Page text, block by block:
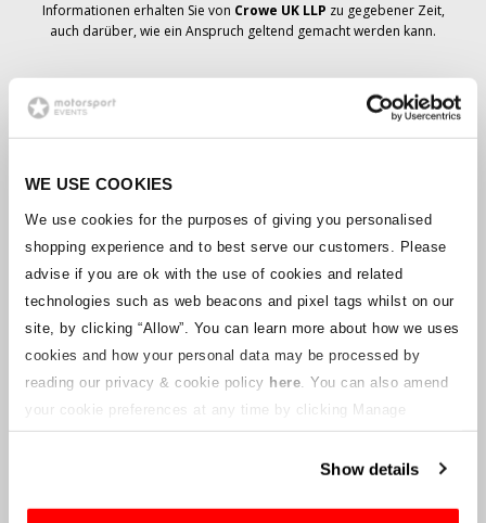
WE USE COOKIES
We use cookies for the purposes of giving you personalised
shopping experience and to best serve our customers. Please
advise if you are ok with the use of cookies and related
technologies such as web beacons and pixel tags whilst on our
site, by clicking “Allow”. You can learn more about how we uses
cookies and how your personal data may be processed by
reading our privacy & cookie policy here . You can also amend
your cookie preferences at any time by clicking Manage
Cookies in the footer of this site.
Show details
Informationen erhalten Sie von Crowe UK LLP zu gegebener Zeit,
auch darüber, wie ein Anspruch geltend gemacht werden kann.
Sie haben eine Stornierungsmitteilung
bezüglich Ihrer Ticketbestellung erhalten, Ihre Buchung wurde nicht
storniert und es wird erwartet, dass Sie die von Ihnen bestellten
Unternehmens arbeitet mit den Lieferanten zusammen, um
Sollte sich der Status einzelner Buchungen ändern, wurden
Vorkehrungen getroffen, um Sie so schnell wie möglich zu
benachrichtigen. Zusätzliche Hinweise für Ticketinhaber werden auf
dieser Webseite veröffentlicht, sobald Informationen verfügbar
sind. Wir werden denjenigen mit gültigen Tickets auch eine neue E-
Mail-Adresse für den Kundenservice zur Verfügung stellen, die von
einem verbundenen Unternehmen verwaltet wird. Crowe U.K. LLP
kann keine Fragen zum Ticketvorgang und zum Zeitpunkt der